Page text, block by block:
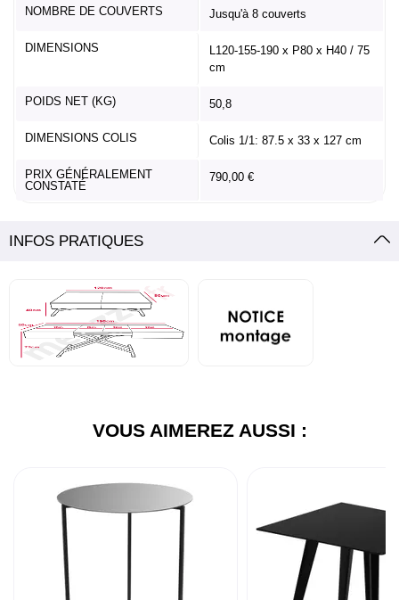
NOMBRE DE COUVERTS Jusqu'à 8 couverts
DIMENSIONS
L120-155-190 x P80 x H40 / 75
cm
POIDS NET (KG) 50,8
DIMENSIONS COLIS Colis 1/1: 87.5 x 33 x 127 cm
PRIX GÉNÉRALEMENT
CONSTATÉ
790,00 €
INFOS PRATIQUES
VOUS AIMEREZ AUSSI :